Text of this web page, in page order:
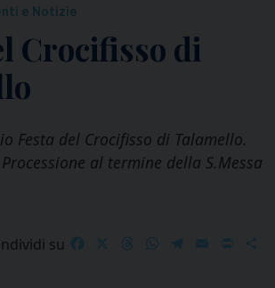
e Notizie
Crocifisso di
Festa del Crocifisso di Talamello.
al termine della S.Messa
su FacebookThreadsWhatsApp
Telegram
EmailPrint